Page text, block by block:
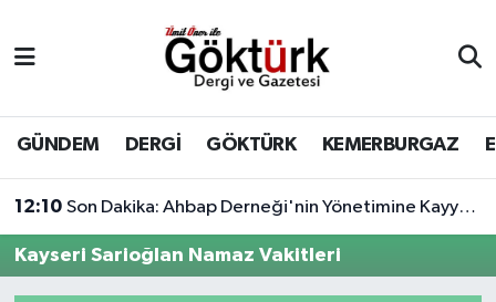
GÜNDEM DERGİ GÖKTÜRK KEMERBURGAZ
12:10 Son Dakika: Ahbap Derneği'nin Yönetimine Kayyum Atandı
Kayseri Sarioğlan Namaz Vakitleri
BİLİM
DERGİ
DÜNYA
Eyüpsultan Hava Durumu
Eyüpsultan Trafik Yoğunluk Haritası
Süper Lig Puan Durumu ve Fikstür
Tüm Manşetler